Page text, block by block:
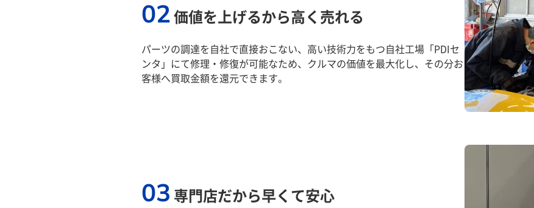
02価値を上げるから高く売れる
パーツの調達を自社で直接おこない、高い技術力をもつ自社工場「PDIセ
ンタ」にて修理・修復が可能なため、クルマの価値を最大化し、その分お
客様へ買取金額を還元できます。
03 専門店だから早くて安心